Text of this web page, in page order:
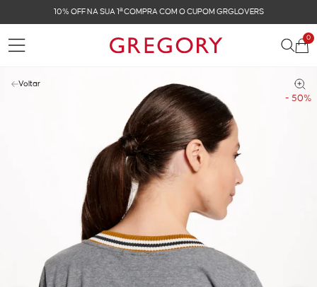
10% OFF NA SUA 1ª COMPRA COM O CUPOM GRGLOVERS
0
- 50%
Voltar